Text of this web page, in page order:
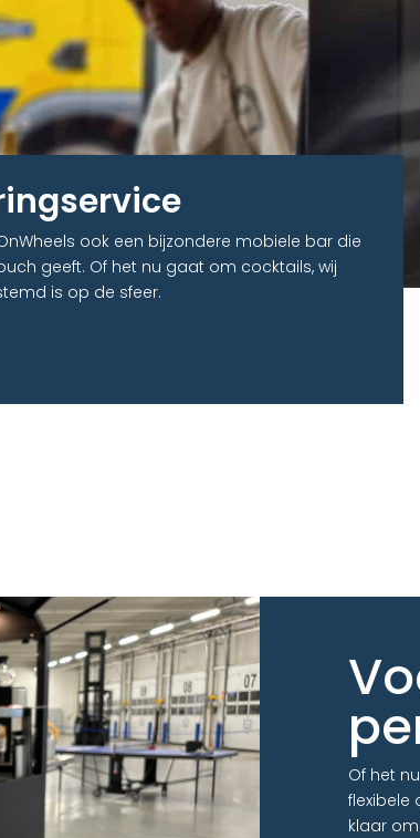
ook een bijzondere mobiele bar die
geeft. Of het nu gaat om cocktails, wij
is op de sfeer.
Of het
flexibele
klaar